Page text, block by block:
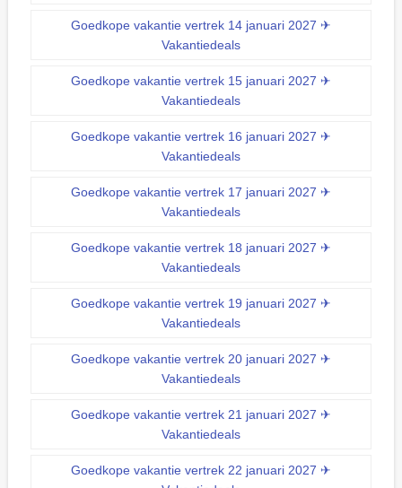
Goedkope vakantie vertrek 14 januari 2027 ✈
Vakantiedeals
Goedkope vakantie vertrek 15 januari 2027 ✈
Vakantiedeals
Goedkope vakantie vertrek 16 januari 2027 ✈
Vakantiedeals
Goedkope vakantie vertrek 17 januari 2027 ✈
Vakantiedeals
Goedkope vakantie vertrek 18 januari 2027 ✈
Vakantiedeals
Goedkope vakantie vertrek 19 januari 2027 ✈
Vakantiedeals
Goedkope vakantie vertrek 20 januari 2027 ✈
Vakantiedeals
Goedkope vakantie vertrek 21 januari 2027 ✈
Vakantiedeals
Goedkope vakantie vertrek 22 januari 2027 ✈